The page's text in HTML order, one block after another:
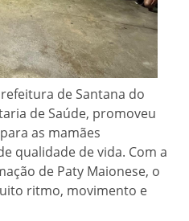
de Santana do
de Saúde, promoveu
as mamães
qualidade de vida. Com a
de Paty Maionese, o
ritmo, movimento e